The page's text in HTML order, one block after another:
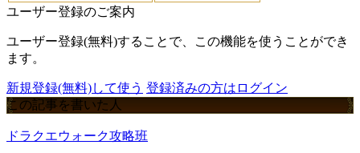
ユーザー登録のご案内
ユーザー登録(無料)することで、この機能を使うことができ
ます。
新規登録(無料)して使う 登録済みの方はログイン
この記事を書いた人
ドラクエウォーク攻略班